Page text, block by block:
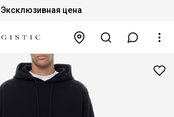
Эксклюзивная цена